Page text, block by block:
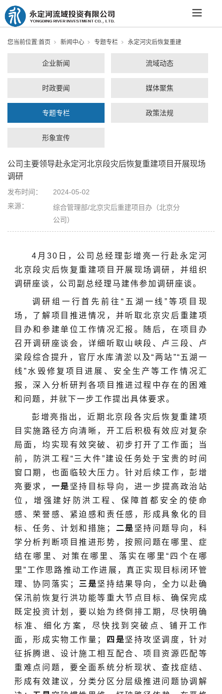
您当前位置:首页 新闻中心 专题专栏 永定河灾后恢复重建
企业新闻 流域动态
时政要闻 媒体聚焦
专题专栏 政策法规
形象宣传
公司主要领导赴永定河北京段灾后恢复重建项目开展现场
调研
发布时间：
2024-05-02
来源：
综合管理部/北京灾后重建项目办（北京分
公司）
4月30日，公司总经理彭增亮一行赴永定河
北京段灾后恢复重建项目开展现场调研，并组织
调研座谈，公司副总经理马建伟参加调研座谈。
调研组一行首先前往“五湖一线”等项目现
场，了解项目推进情况，并听取北京灾后重建项
目办和参建单位工作情况汇报。随后，在项目办
召开调研座谈会，详细听取山峡段、卢三段、卢
梁段综合提升，官厅水库清淤以及“两站”“五湖一
线”水毁修复项目进展、安全生产等工作情况汇
报，深入分析研判各项目推进过程中存在的困难
和问题，并就下一步工作提出具体要求。
彭增亮指出，近期北京段各灾后恢复重建项
目实施路径方向清晰，开工后积极有效应对复杂
局面，均实现有效突破、初步打开了工作面；当
前，防洪工程“三大件”建设任务处于宝贵的时间
窗口期，也面临较大压力。针对后续工作，彭增
亮要求， 一是 坚持目标导向，进一步提高政治站
位，增强建好防洪工程、保障首都安全的使命
感、荣誉感、紧迫感和责任感，形成具象化的目
标、任务、计划和措施；
二是 坚持问题导向，科
学分析判断项目推进形势，按照问题在哪里、症
结在哪里、对策在哪里、落实在哪里“四个在哪
里”工作思路推动工作进展，真正实现目标闭环管
理、协同落实； 三是坚持结果导向，全力以赴确
保汛前恢复行洪功能等重大节点目标、确保完成
既定投资计划，要以始为终倒排工期，尽快明确
标准、细化方案，尽快找到突破点、铺开工作
面，形成实物工作量；
四是坚持攻坚调度，针对
征拆腾退、设计施工相互配合、项目资源匹配等
重难点问题，要全面系统分析现状、查找症结、
形成有效建议，分类分区分层级推进问题协调解